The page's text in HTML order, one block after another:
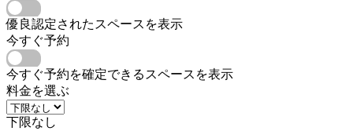
優良認定されたスペースを表示
今すぐ予約
今すぐ予約を確定できるスペースを表示
料金を選ぶ
下限なし